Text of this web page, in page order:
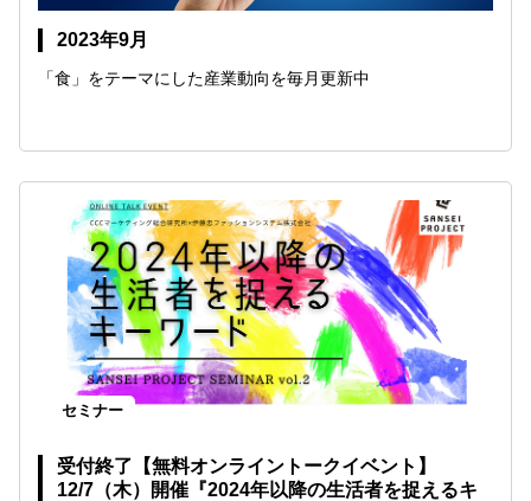
2023年9月
「食」をテーマにした産業動向を毎月更新中
セミナー
受付終了【無料オンライントークイベント】
12/7（木）開催『2024年以降の生活者を捉えるキ